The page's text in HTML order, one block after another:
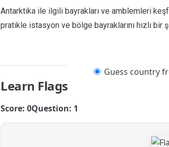
Antarktika ile ilgili bayrakları ve amblemleri
pratikle istasyon ve bölge bayraklarını hızlı bir
Learn Flags
Guess country
Score: 0Question: 1